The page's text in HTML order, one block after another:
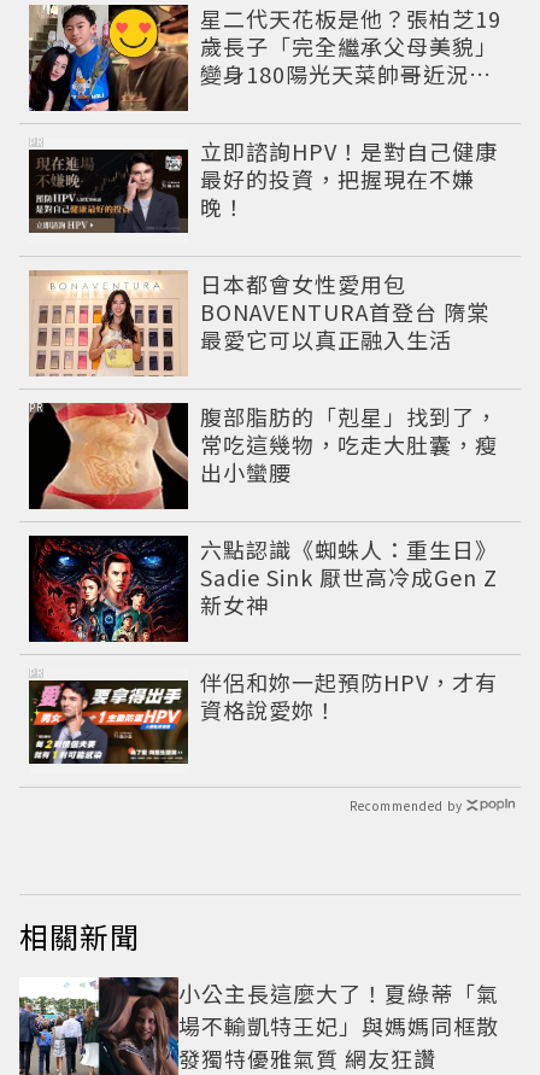
星二代天花板是他？張柏芝19
歲長子「完全繼承父母美貌」
變身180陽光天菜帥哥近況曝
立即諮詢HPV！是對自己健康
最好的投資，把握現在不嫌
晚！
PR
日本都會女性愛用包
BONAVENTURA首登台 隋棠
最愛它可以真正融入生活
腹部脂肪的「剋星」找到了，
常吃這幾物，吃走大肚囊，瘦
出小蠻腰
PR
六點認識《蜘蛛人：重生日》
Sadie Sink 厭世高冷成Gen Z
新女神
伴侶和妳一起預防HPV，才有
資格說愛妳！
PR
Recommended by
相關新聞
小公主長這麼大了！夏綠蒂「氣
場不輸凱特王妃」與媽媽同框散
發獨特優雅氣質 網友狂讚